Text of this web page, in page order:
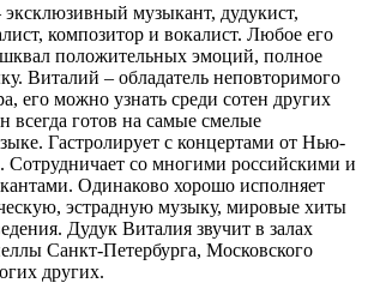
музыкант, дудукист,
композитор и вокалист. Любое его
положительных эмоций, полное
Виталий – обладатель неповторимого
его можно узнать среди сотен других
всегда готов на самые смелые
Гастролирует с концертами от Нью-
Сотрудничает со многими российскими и
Одинаково хорошо исполняет
эстрадную музыку, мировые хиты
Дудук Виталия звучит в залах
Санкт-Петербурга, Московского
других.